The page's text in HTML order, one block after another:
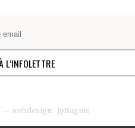
— webdesign: JpBagnis